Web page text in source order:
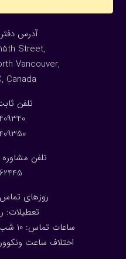
:آدرس دفتر
Street,
Vancouver,
Canada
:تلفن
تلفن
روزهای
تعطیلات:
ساعات تماس: 10 شب تا 5 صبح به وقت ایران
اختلاف ساعت ونکوور